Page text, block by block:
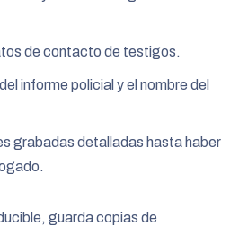
de contacto de testigos.
informe policial y el nombre del
grabadas detalladas hasta haber
guarda copias de